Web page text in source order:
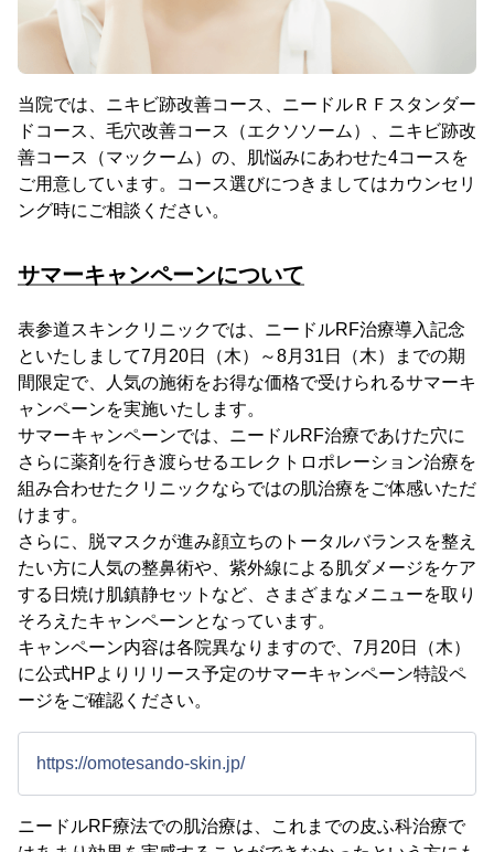
当院では、ニキビ跡改善コース、ニードルＲＦスタンダー
ドコース、毛穴改善コース（エクソソーム）、ニキビ跡改
善コース（マックーム）の、肌悩みにあわせた4コースを
ご用意しています。コース選びにつきましてはカウンセリ
ング時にご相談ください。
サマーキャンペーンについて
表参道スキンクリニックでは、ニードルRF治療導入記念
といたしまして7月20日（木）～8月31日（木）までの期
間限定で、人気の施術をお得な価格で受けられるサマーキ
ャンペーンを実施いたします。
サマーキャンペーンでは、ニードルRF治療であけた穴に
さらに薬剤を行き渡らせるエレクトロポレーション治療を
組み合わせたクリニックならではの肌治療をご体感いただ
けます。
さらに、脱マスクが進み顔立ちのトータルバランスを整え
たい方に人気の整鼻術や、紫外線による肌ダメージをケア
する日焼け肌鎮静セットなど、さまざまなメニューを取り
そろえたキャンペーンとなっています。
キャンペーン内容は各院異なりますので、7月20日（木）
に公式HPよりリリース予定のサマーキャンペーン特設ペ
ージをご確認ください。
https://omotesando-skin.jp/
ニードルRF療法での肌治療は、これまでの皮ふ科治療で